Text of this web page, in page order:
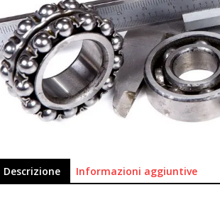
Descrizione Informazioni aggiuntive